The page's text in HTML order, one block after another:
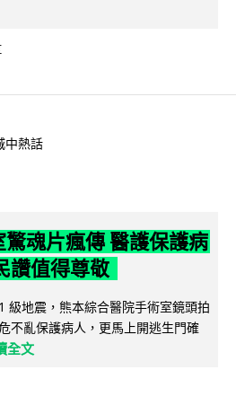
中熱話
魂片瘋傳 醫護保護病
讚值得尊敬
級地震，熊本綜合醫院手術室鏡頭拍
不亂保護病人，更馬上開逃生門確
全文